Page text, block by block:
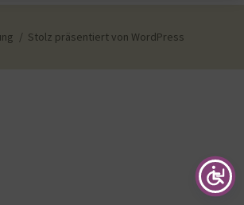
Stolz präsentiert von WordPress